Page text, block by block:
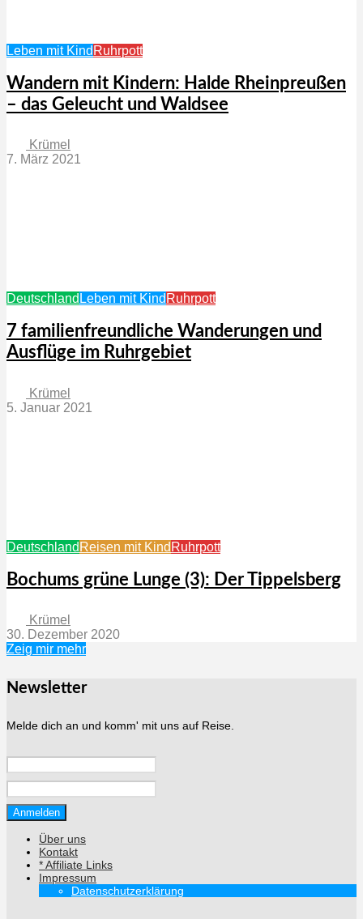
Leben mit Kind Ruhrpott
Wandern mit Kindern: Halde Rheinpreußen
– das Geleucht und Waldsee
Krümel
7. März 2021
Deutschland Leben mit Kind Ruhrpott
7 familienfreundliche Wanderungen und
Ausflüge im Ruhrgebiet
Krümel
5. Januar 2021
Deutschland Reisen mit Kind Ruhrpott
Bochums grüne Lunge (3): Der Tippelsberg
Krümel
30. Dezember 2020
Zeig mir mehr
Newsletter
Melde dich an und komm' mit uns auf Reise.
Über uns
Kontakt
* Affiliate Links
Impressum
Datenschutzerklärung